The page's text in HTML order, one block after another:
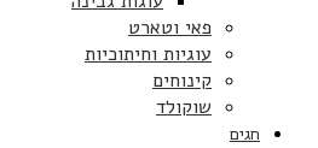
פאי וטארט
עוגיות וחיתוכיות
קינוחים
שוקולד
חגים